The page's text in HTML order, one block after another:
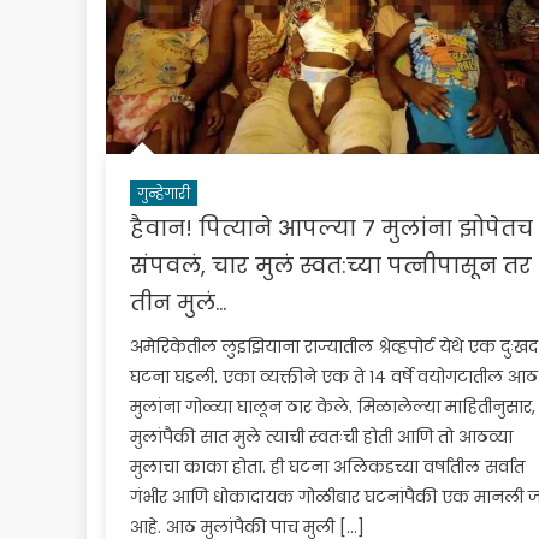
गुन्हेगारी
हैवान! पित्याने आपल्या ७ मुलांना झोपेतच
संपवलं, चार मुलं स्वत:च्या पत्नीपासून तर
तीन मुलं…
अमेरिकेतील लुइझियाना राज्यातील श्रेव्हपोर्ट येथे एक दुःखद
घटना घडली. एका व्यक्तीने एक ते १४ वर्षे वयोगटातील आठ
मुलांना गोळ्या घालून ठार केले. मिळालेल्या माहितीनुसार,
मुलांपैकी सात मुले त्याची स्वतःची होती आणि तो आठव्या
मुलाचा काका होता. ही घटना अलिकडच्या वर्षांतील सर्वात
गंभीर आणि धोकादायक गोळीबार घटनांपैकी एक मानली
आहे. आठ मुलांपैकी पाच मुली […]